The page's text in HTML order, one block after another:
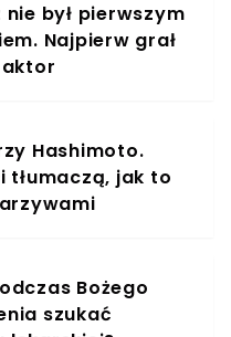
nie był pierwszym
Najpierw grał
Hashimoto.
tłumaczą, jak to
Bożego
szukać